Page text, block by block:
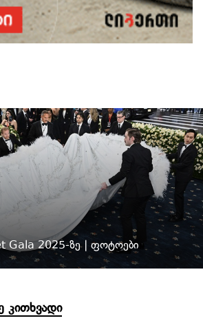
Gala 2025-ზე | ფოტოები
კითხვადი